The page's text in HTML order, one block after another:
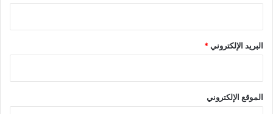
البريد الإلكتروني*
الموقع الإلكتروني